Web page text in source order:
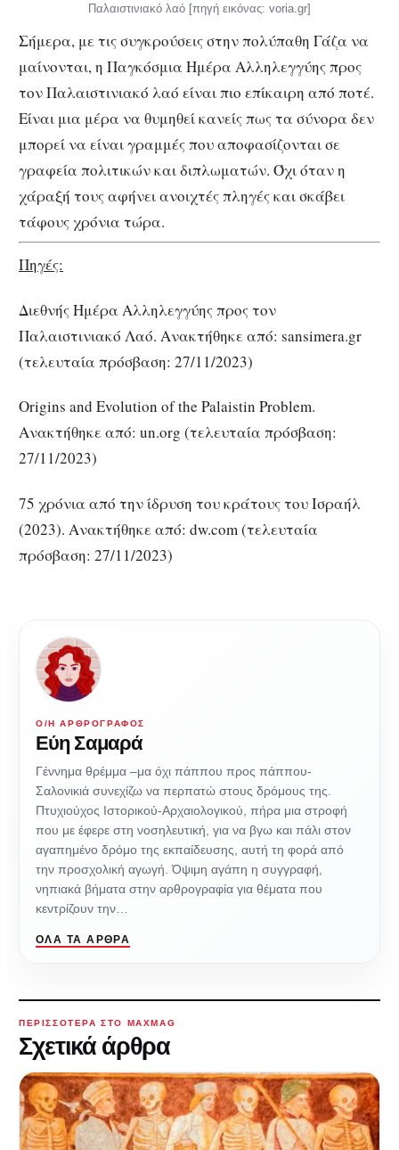
Παλαιστινιακό λαό [πηγή εικόνας: voria.gr]
Σήμερα, με τις συγκρούσεις στην πολύπαθη Γάζα να
μαίνονται, η Παγκόσμια Ημέρα Αλληλεγγύης προς
τον Παλαιστινιακό λαό είναι πιο επίκαιρη από ποτέ.
Είναι μια μέρα να θυμηθεί κανείς πως τα σύνορα δεν
μπορεί να είναι γραμμές που αποφασίζονται σε
γραφεία πολιτικών και διπλωματών. Όχι όταν η
χάραξή τους αφήνει ανοιχτές πληγές και σκάβει
τάφους χρόνια τώρα.
Πηγές:
Διεθνής Ημέρα Αλληλεγγύης προς τον
Παλαιστινιακό Λαό. Ανακτήθηκε από: sansimera.gr
(τελευταία πρόσβαση: 27/11/2023)
Origins and Evolution of the Palaistin Problem.
Ανακτήθηκε από: un.org (τελευταία πρόσβαση:
27/11/2023)
75 χρόνια από την ίδρυση του κράτους του Ισραήλ
(2023). Ανακτήθηκε από: dw.com (τελευταία
πρόσβαση: 27/11/2023)
Ο/Η ΑΡΘΡΟΓΡΆΦΟΣ
Εύη Σαμαρά
Γέννημα θρέμμα –μα όχι πάππου προς πάππου-
Σαλονικιά συνεχίζω να περπατώ στους δρόμους της.
Πτυχιούχος Ιστορικού-Αρχαιολογικού, πήρα μια στροφή
που με έφερε στη νοσηλευτική, για να βγω και πάλι στον
αγαπημένο δρόμο της εκπαίδευσης, αυτή τη φορά από
την προσχολική αγωγή. Όψιμη αγάπη η συγγραφή,
νηπιακά βήματα στην αρθρογραφία για θέματα που
κεντρίζουν την…
ΌΛΑ ΤΑ ΆΡΘΡΑ
ΠΕΡΙΣΣΌΤΕΡΑ ΣΤΟ MAXMAG
Σχετικά άρθρα